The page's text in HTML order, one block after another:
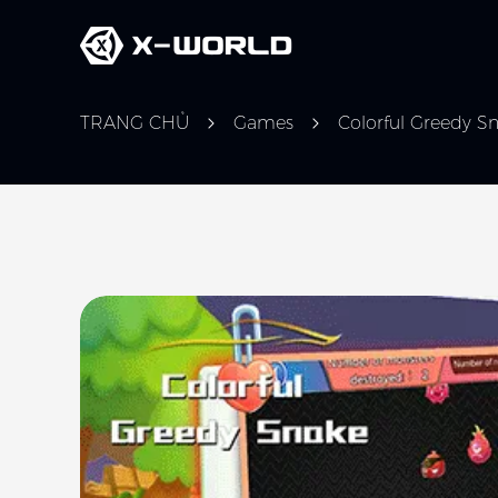
TRANG CHỦ Games Colorful Greedy
Slide 1 of 1